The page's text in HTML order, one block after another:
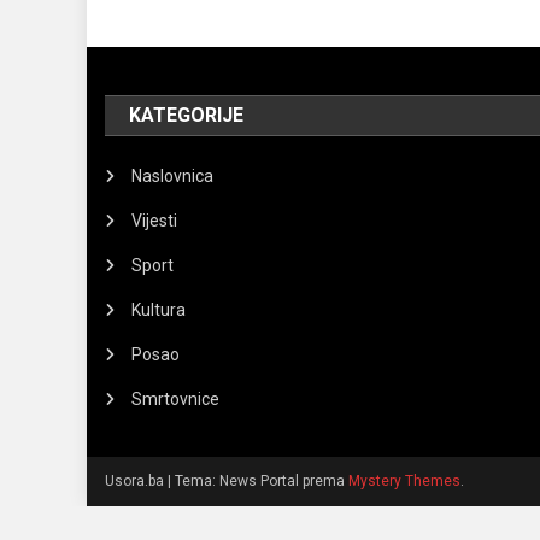
KATEGORIJE
Naslovnica
Vijesti
Sport
Kultura
Posao
Smrtovnice
Usora.ba | Tema: News Portal prema Mystery Themes.